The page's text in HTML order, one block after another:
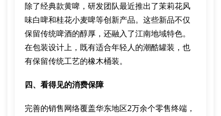
除了经典款黄啤，研发团队最近推出了茉莉花风
味白啤和桂花小麦啤等创新产品。这些新品不仅
保留传统啤酒的醇厚，还融入了江南地域特色。
在包装设计上，既有适合年轻人的潮酷罐装，也
有保留传统工艺的橡木桶装。
四、看得见的消费保障
完善的销售网络覆盖华东地区2万余个零售终端，